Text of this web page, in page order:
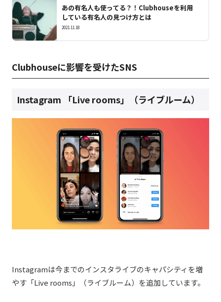
あの有名人も使ってる？！Clubhouseを利用
している有名人の見つけ方とは
2021.11.18
Clubhouseに影響を受けたSNS
Instagram 「Live rooms」（ライブルーム）
Instagramは今までのインスタライブのキャパシティを増
やす「Live rooms」（ライブルーム）を追加しています。